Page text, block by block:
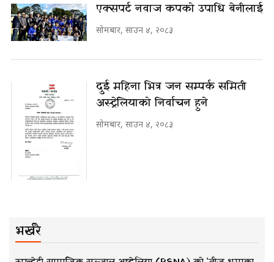
एक्सपर्ट नवाज कपको उपाधि बेनीलाई
सोमबार, साउन ४, २०८३
दुई महिना भित्र जन सम्पर्क समिती
अस्ट्रेलियाको निर्वाचन हुने
सोमबार, साउन ४, २०८३
भर्खरै